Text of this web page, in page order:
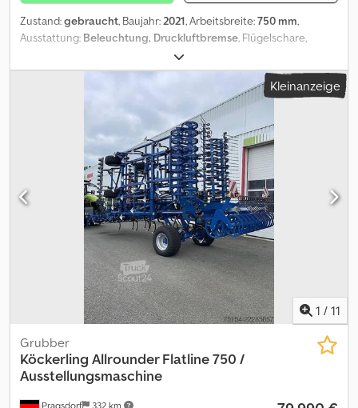
Zustand:gebraucht, Baujahr: 2021, Arbeitsbreite:750 mm,
Ausstattung: Beleuchtung, Druckluftbremse , Flügelschare,
Gezogen, Hydraulische Klappung, Steinsicherung, Stützfuß / -
rad_____Fahrwerk, hydr. klappbar, DL Bremse, Stützräder,
Tiefenverstellung,Lagerort:Kunde Dcodpfx Ajzk Dg Hoa Tjk
Kleinanzeige
1 / 11
Pragsdorf 332 km
Grubber
Köckerling Allrounder Flatline 750 /
Ausstellungsmaschine